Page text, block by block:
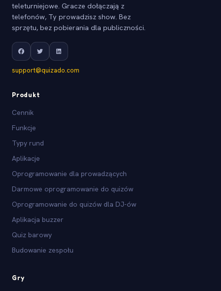
teleturniejowe. Gracze dołączają z
telefonów, Ty prowadzisz show. Bez
sprzętu, bez pobierania dla publiczności.
support@quizado.com
Produkt
Cennik
Funkcje
Typy rund
Aplikacje
Oprogramowanie dla prowadzących
Darmowe oprogramowanie do quizów
Oprogramowanie do quizów dla DJ-ów
Aplikacja buzzer
Quiz barowy
Budowanie zespołu
Gry